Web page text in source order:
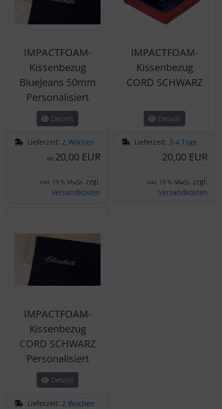
IMPACTFOAM-
Kissenbezug
BlueJeans 50mm
Personalisiert
Details
Lieferzeit: 2 Wochen
ab 20,00 EUR
inkl. 19 % MwSt. zzgl.
Versandkosten
IMPACTFOAM-
Kissenbezug
CORD SCHWARZ
Details
Lieferzeit: 3-4 Tage
20,00 EUR
inkl. 19 % MwSt. zzgl.
Versandkosten
IMPACTFOAM-
Kissenbezug
CORD SCHWARZ
Personalisiert
Details
Lieferzeit: 2 Wochen